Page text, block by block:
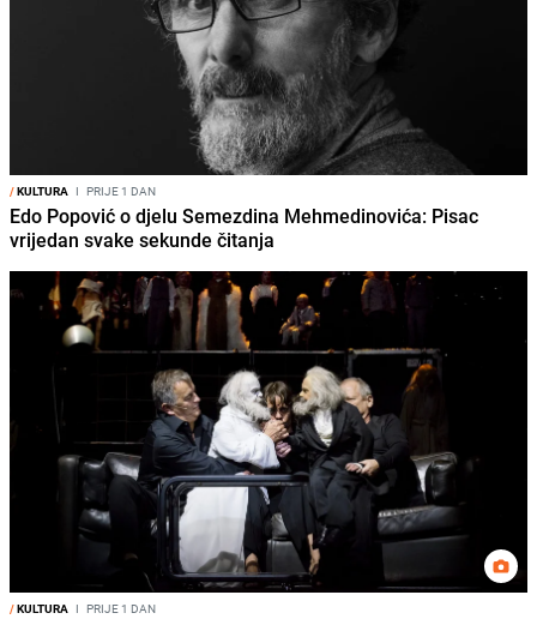
/KULTURA I PRIJE 1 DAN
Edo Popović o djelu Semezdina Mehmedinovića: Pisac
vrijedan svake sekunde čitanja
/KULTURA I PRIJE 1 DAN